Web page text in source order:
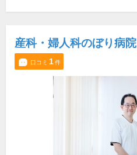
産科・婦人科のぼり病院
口コミ 1件